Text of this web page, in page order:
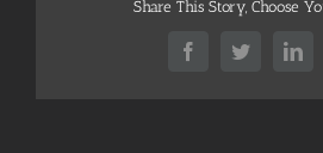
Share This Story, Choose
FacebookTwitter